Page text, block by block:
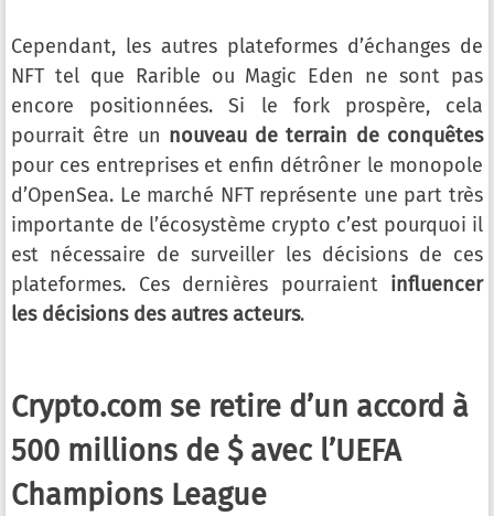
Cependant, les autres plateformes d’échanges de
NFT tel que Rarible ou Magic Eden ne sont pas
encore positionnées. Si le fork prospère, cela
pourrait être un nouveau de terrain de conquêtes
pour ces entreprises et enfin détrôner le monopole
d’OpenSea. Le marché NFT représente une part très
importante de l’écosystème crypto c’est pourquoi il
est nécessaire de surveiller les décisions de ces
plateformes. Ces dernières pourraient influencer
les décisions des autres acteurs.
Crypto.com se retire d’un accord à
500 millions de $ avec l’UEFA
Champions League